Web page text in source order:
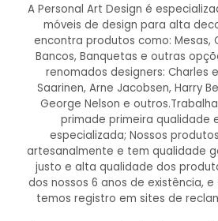
A Personal Art Design é
móveis de design para alta
encontra produtos como: Mesas,
Bancos, Banquetas e outras
renomados designers: Charles
Saarinen, Arne Jacobsen, Harry
George Nelson e
primade primeira qualidade
especializada; Nossos
artesanalmente e tem qualidade
justo e alta qualidade dos
dos nossos 6 anos de existência,
temos registro em sites de